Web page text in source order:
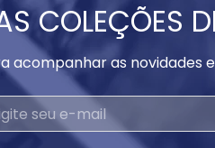
COLEÇÕES
acompanhar as novidades